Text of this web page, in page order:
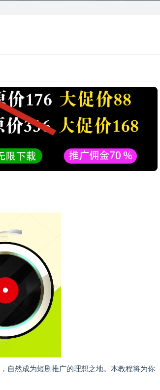
自然成为短剧推广的理想之地。本教程将为你